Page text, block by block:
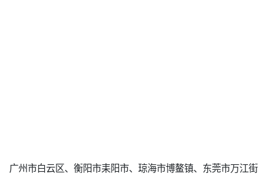
广州市白云区、衡阳市耒阳市、琼海市博鳌镇、东莞市万江街